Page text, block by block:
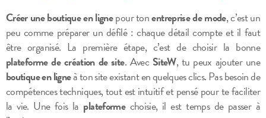
Créer une boutique en lignepour tonentreprise de mode, c’est un
peu comme préparer un défilé : chaque détail compte et il faut
être organisé. La première étape, c’est de choisir la bonne
plateforme de création de site. Avec SiteW, tu peux ajouter une
boutique en ligneà ton site existant en quelques clics. Pas besoin de
compétences techniques, tout est intuitif et pensé pour te faciliter
la vie. Une fois la plateformechoisie, il est temps de passer à